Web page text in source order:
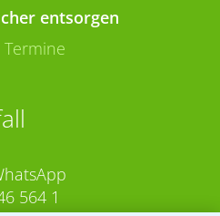
entsorgen
564 1